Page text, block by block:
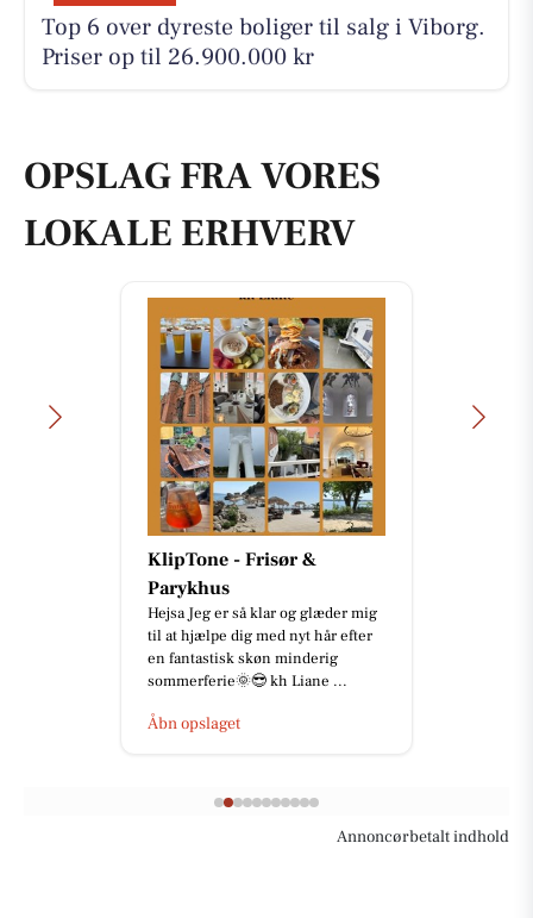
Top 6 over dyreste boliger til salg i Viborg.
Priser op til 26.900.000 kr
OPSLAG FRA VORES
LOKALE ERHVERV
Bandhan Viborg
🥣 Har du prøvet en af vores
kunders favoritter? ✨ Pani Puri er
en klassisk indisk street food-
specialitet, der byder på en ...
Åbn opslaget
Annoncørbetalt indhold